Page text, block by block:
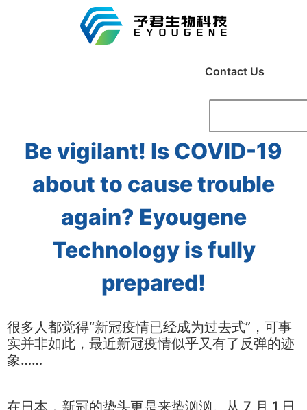
Contact Us
Be vigilant! Is COVID-19
about to cause trouble
again? Eyougene
Technology is fully
prepared!
很多人都觉得“新冠疫情已经成为过去式”，可事
实并非如此，最近新冠疫情似乎又有了反弹的迹
象……
在日本，新冠的势头更是来势汹汹。从 7 月 1 日